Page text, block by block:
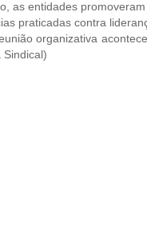
as entidades
praticadas contra
organizativa
Sindical)